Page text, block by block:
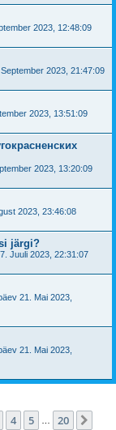
2023, 12:48:09
2023, 21:47:09
2023, 13:51:09
2023, 13:20:09
2023, 23:46:08
järgi?
Juuli 2023, 22:31:07
21. Mai 2023,
21. Mai 2023,
4 5 20